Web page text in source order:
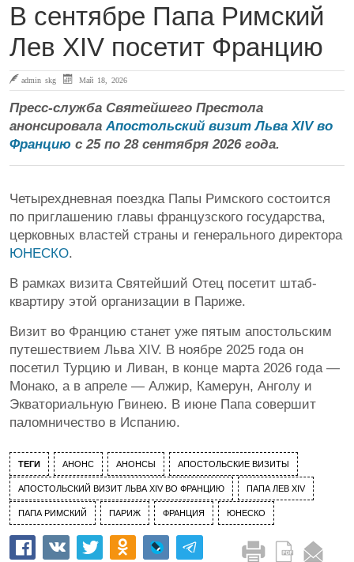
В сентябре Папа Римский
Лев XIV посетит Францию
admin skg Май 18, 2026
Пресс-служба Святейшего Престола
анонсировала Апостольский визит Льва XIV во
Францию с 25 по 28 сентября 2026 года.
Четырехдневная поездка Папы Римского состоится
по приглашению главы французского государства,
церковных властей страны и генерального директора
ЮНЕСКО.
В рамках визита Святейший Отец посетит штаб-
квартиру этой организации в Париже.
Визит во Францию ​​станет уже пятым апостольским
путешествием Льва XIV. В ноябре 2025 года он
посетил Турцию и Ливан, в конце марта 2026 года —
Монако, а в апреле — Алжир, Камерун, Анголу и
Экваториальную Гвинею. В июне Папа совершит
паломничество в Испанию.
ТЕГИ АНОНС АНОНСЫ АПОСТОЛЬСКИЕ ВИЗИТЫ
АПОСТОЛЬСКИЙ ВИЗИТ ЛЬВА XIV ВО ФРАНЦИЮ ПАПА ЛЕВ XIV
ПАПА РИМСКИЙ ПАРИЖ ФРАНЦИЯ ЮНЕСКО